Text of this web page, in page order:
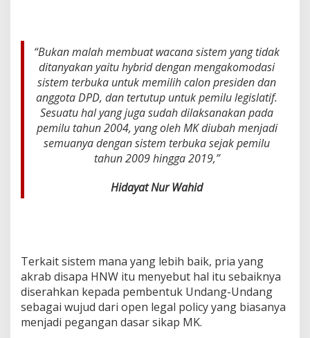
t
W
a
c
a
n
a
B
a
r
“Bukan malah membuat wacana sistem yang tidak
ditanyakan yaitu hybrid dengan mengakomodasi
sistem terbuka untuk memilih calon presiden dan
anggota DPD, dan tertutup untuk pemilu legislatif.
Sesuatu hal yang juga sudah dilaksanakan pada
pemilu tahun 2004, yang oleh MK diubah menjadi
semuanya dengan sistem terbuka sejak pemilu
tahun 2009 hingga 2019,”
Hidayat Nur Wahid
Terkait sistem mana yang lebih baik, pria yang
akrab disapa HNW itu menyebut hal itu sebaiknya
diserahkan kepada pembentuk Undang-Undang
sebagai wujud dari open legal policy yang biasanya
menjadi pegangan dasar sikap MK.